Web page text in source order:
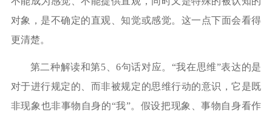
对象，是不确定的直观、知觉或感觉。这一点下面会看得
更清楚。
第二种解读和第5、6句话对应。“我在思维”表达的是
对于进行规定的、而非被规定的思维行动的意识，它是既
非现象也非事物自身的“我”。假设把现象、事物自身看作